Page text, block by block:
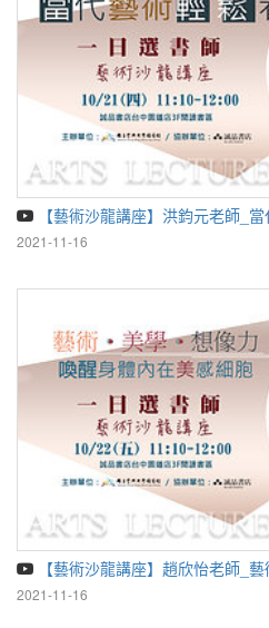
【藝術沙龍講座】洪鈞元老師_
2021-11-16
【藝術沙龍講座】趙欣怡老師_
2021-11-16